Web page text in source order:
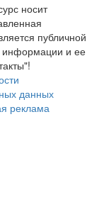
носит
публичной
информации и ее
данных
реклама